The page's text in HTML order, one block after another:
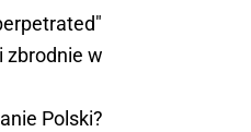
zbrodnie w
Polski?